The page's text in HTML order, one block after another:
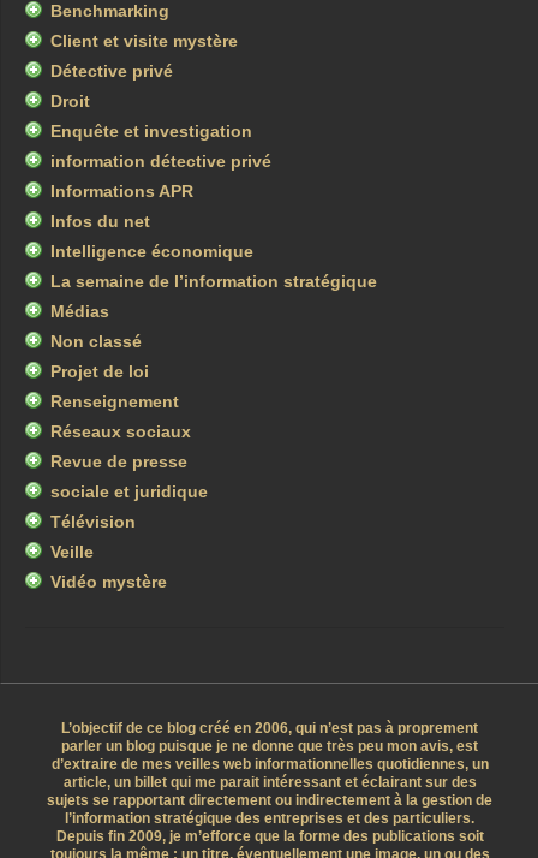
Benchmarking
Client et visite mystère
Détective privé
Droit
Enquête et investigation
information détective privé
Informations APR
Infos du net
Intelligence économique
La semaine de l’information stratégique
Médias
Non classé
Projet de loi
Renseignement
Réseaux sociaux
Revue de presse
sociale et juridique
Télévision
Veille
Vidéo mystère
L’objectif de ce blog créé en 2006, qui n’est pas à proprement
parler un blog puisque je ne donne que très peu mon avis, est
d’extraire de mes veilles web informationnelles quotidiennes, un
article, un billet qui me parait intéressant et éclairant sur des
sujets se rapportant directement ou indirectement à la gestion de
l’information stratégique des entreprises et des particuliers.
Depuis fin 2009, je m’efforce que la forme des publications soit
toujours la même ; un titre, éventuellement une image, un ou des